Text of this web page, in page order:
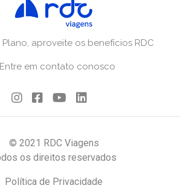
Plano, aproveite os benefícios RDC
Entre em contato conosco
© 2021 RDC Viagens
os direitos reservados
Política de Privacidade